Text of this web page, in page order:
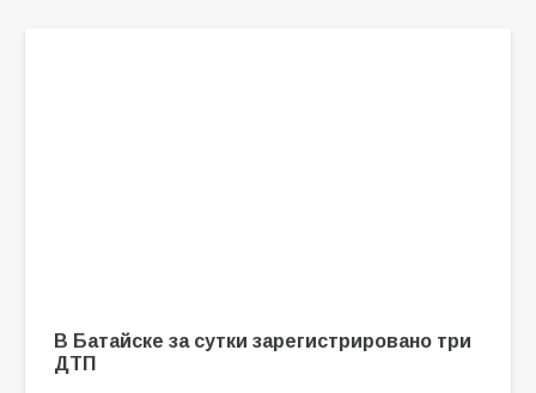
В Батайске за сутки зарегистрировано три
ДТП